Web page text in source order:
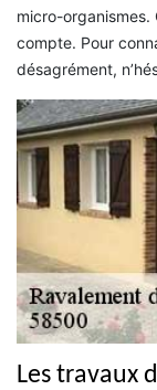
micro-
compte. Pour
désagrément,
Les travaux